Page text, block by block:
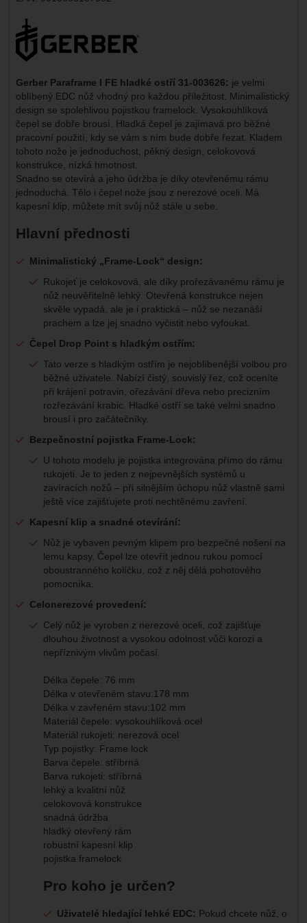
Data získaná pomocí těchto cookies zpracováváme
souhrnně a anonymně, takže nejsme schopni identifikovat
konkrétní uživatele našeho webu.
Marketingové- abychom vás neobtěžovali nevhodnou
reklamou
Povoleno
abychom vám mohli zobrazit vhodné obsahy nebo reklamy
jak na našich stránkách, tak na stránkách třetích stran.
Výrobce:
Gerber Paraframe I FE hladké ostří 31-003626: je velmi
oblíbený EDC nůž vhodný pro každou příležitost. Minimalistický
design se spolehlivou pojistkou framelock. Vysokouhlíková
čepel se dobře brousí. Hladká čepel je zajímavá pro běžné
pracovní použití, kdy se vám s ním bude dobře řezat. Kladem
tohoto nože je jednoduchost, pěkný design, celokovová
konstrukce, nízká hmotnost.
Snadno se otevírá a jeho údržba je díky otevřenému rámu
jednoduchá. Tělo i čepel nože jsou z nerezové oceli. Má
kapesní klip, můžete mít svůj nůž stále u sebe.
Hlavní přednosti
Minimalistický „Frame-Lock“ design:
Rukojeť je celokovová, ale díky prořezávanému rámu je
nůž neuvěřitelně lehký. Otevřená konstrukce nejen
skvěle vypadá, ale je i praktická – nůž se nezanáší
prachem a lze jej snadno vyčistit nebo vyfoukat.
Čepel Drop Point s hladkým ostřím:
Tato verze s hladkým ostřím je nejoblíbenější volbou pro
běžné uživatele. Nabízí čistý, souvislý řez, což oceníte
při krájení potravin, ořezávání dřeva nebo precizním
rozřezávání krabic. Hladké ostří se také velmi snadno
brousí i pro začátečníky.
Bezpečnostní pojistka Frame-Lock:
U tohoto modelu je pojistka integrována přímo do rámu
rukojeti. Je to jeden z nejpevnějších systémů u
zavíracích nožů – při silnějším úchopu nůž vlastně sami
ještě více zajišťujete proti nechtěnému zavření.
Kapesní klip a snadné otevírání:
Nůž je vybaven pevným klipem pro bezpečné nošení na
lemu kapsy. Čepel lze otevřít jednou rukou pomocí
oboustranného kolíčku, což z něj dělá pohotového
pomocníka.
Celonerezové provedení:
Celý nůž je vyroben z nerezové oceli, což zajišťuje
dlouhou životnost a vysokou odolnost vůči korozi a
nepříznivým vlivům počasí.
Délka čepele: 76 mm
Délka v otevřeném stavu:178 mm
Délka v zavřeném stavu:102 mm
Materiál čepele: vysokouhlíková ocel
Materiál rukojeti: nerezová ocel
Typ pojistky: Frame lock
Barva čepele: stříbrná
Barva rukojeti: stříbrná
lehký a kvalitní nůž
celokovová konstrukce
snadná údržba
hladký otevřený rám
robustní kapesní klip
pojistka framelock
Pro koho je určen?
Uživatelé hledající lehké EDC: Pokud chcete nůž, o